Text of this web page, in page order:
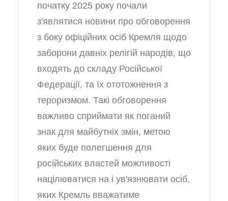
початку 2025 року почали
з'являтися новини про обговорення
з боку офіційних осіб Кремля щодо
заборони давніх релігій народів, що
входять до складу Російської
Федерації, та їх ототожнення з
тероризмом. Такі обговорення
важливо сприймати як поганий
знак для майбутніх змін, метою
яких буде полегшення для
російських властей можливості
націлюватися на і ув'язнювати осіб,
яких Кремль вважатиме